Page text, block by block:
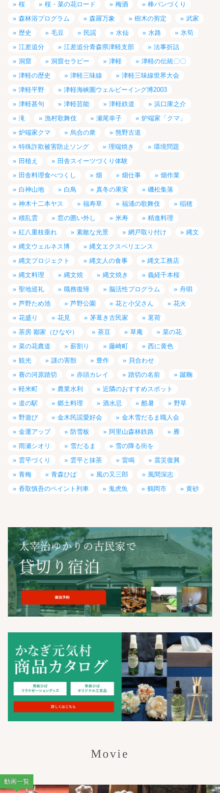
桜 桜・菜の花ロード 梅酒
棒パンづくり
森林浴プログラム
森羅万象 樹木の剪定
武家
歴史
毛豆 民謡 水仙 水路
氷筍
江差追分
江差追分青森県津軽支部
法事折詰
洞窟
洞窟セラピー 津軽
津軽の伝統〇〇
津軽の歴史
津軽三味線
津軽三味線世界大会
津軽平野
津軽海峡圏ウェルビーイング博2003
津軽甚句
津軽芸能 津軽鉄道
浜口庫之介
滝
漁村歌舞伎 瀬尾幸子
炉端家「クマ」
炉端家クマ
烏合の衆
熊野古道
特殊詐欺被害防止ソング
理端焼き
環境問題
田植え
田舎スイーツづくり体験
田舎料理食べつくし
畑 畑仕事
畑作業
白神山地
白鳥 真冬の果実
磯松集落
神木十二本ヤス
福寿草 福浦の歌舞伎
稲穂
積乱雲
窓の囲い外し 米寿
精進料理
紅八重枝垂れ
素敵な光景 網戸取り付け
縄文
縄文ウェルネス博
縄文エクスペリエンス
縄文プロジェクト
縄文人の食事
縄文工務店
縄文料理
縄文焼 縄文焼き
義経千本桜
聖地巡礼
職務復帰 脳活性プログラム
舟唄
芦野ため池
芦野公園 花と小父さん
花火
花盛り
花見 茅葺き古民家
茗荷
茶房 鄙家（ひなや）
茶豆 草庵
菜の花
菜の花農道
薪割り 藤崎町
西に黄色
観光
謎の害獣 豊作
貝合わせ
賽の河原踏切
赤頭カレイ 踏切の名前
蹴鞠
軽米町
農業水利
近隣のおすすめスポット
道の駅
郷土料理 酒水忌 酷暑
野草
野遊び
金木民謡愛好会
金木雪だるま職人会
金運アップ
防雪板 阿里山森林鉄路
雁
雨瀬シオリ
雪だるま
雪の降る街を
雲平づくり
雲平と抹茶 雷鳴
震災復興
青梅
青森ひば 風の又三郎
風間深志
香取慎吾のペイント列車
鬼虎魚 鶴岡市 黄砂
Movie
動画一覧